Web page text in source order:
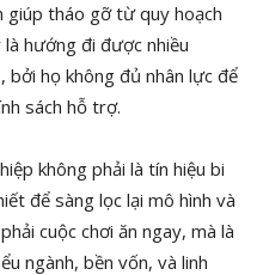
giúp tháo gỡ từ quy hoạch
hướng đi được nhiều
bởi họ không đủ nhân lực để
sách hỗ trợ.
không phải là tín hiệu bi
để sàng lọc lại mô hình và
cuộc chơi ăn ngay, mà là
ngành, bền vốn, và linh